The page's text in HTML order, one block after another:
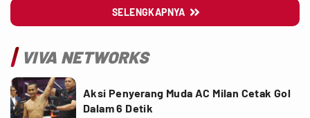
SELENGKAPNYA 
VIVA NETWORKS
Aksi Penyerang Muda AC Milan Cetak Gol
Dalam 6 Detik